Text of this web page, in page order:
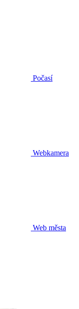
Počasí
Webkamera
Web města